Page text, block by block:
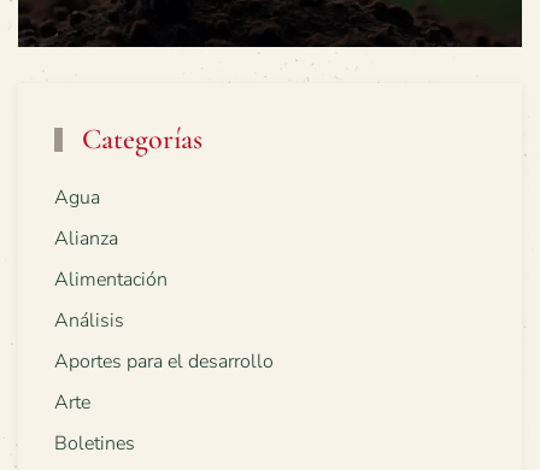
Categorías
Agua
Alianza
Alimentación
Análisis
Aportes para el desarrollo
Arte
Boletines